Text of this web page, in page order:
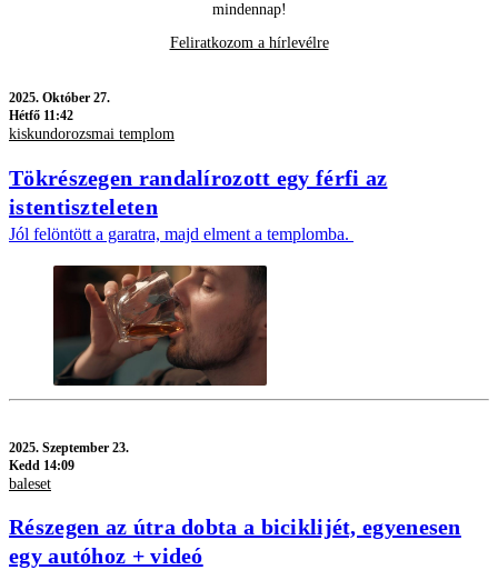
mindennap!
Feliratkozom a hírlevélre
2025. Október 27.
Hétfő 11:42
kiskundorozsmai templom
Tökrészegen randalírozott egy férfi az
istentiszteleten
Jól felöntött a garatra, majd elment a templomba.
2025. Szeptember 23.
Kedd 14:09
baleset
Részegen az útra dobta a biciklijét, egyenesen
egy autóhoz + videó